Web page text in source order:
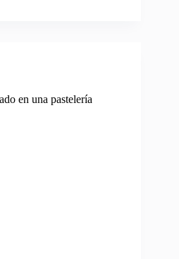
en una pastelería